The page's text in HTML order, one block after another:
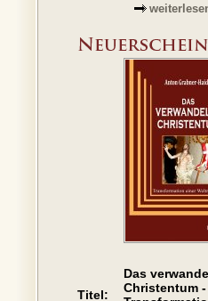
Titel:
Das
Christentum -